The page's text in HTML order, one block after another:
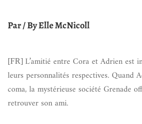
Par / By Elle McNicoll
[FR] L’amitié entre Cora et Adrien est
leurs personnalités respectives. Quand
coma, la mystérieuse société Grenade
retrouver son ami.